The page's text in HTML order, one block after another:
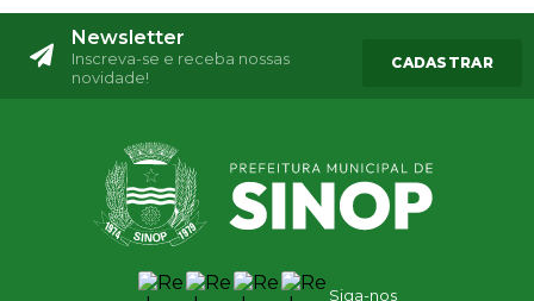
Newsletter
Inscreva-se e receba nossas
novidade!
CADASTRAR
Siga-nos